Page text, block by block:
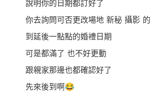
說明你的日期都訂好了
你去詢問可否更改場地 新秘 攝影
到延後一點點的婚禮日期
可是都滿了 也不好更動
跟親家那邊也都確認好了
先來後到啊😂